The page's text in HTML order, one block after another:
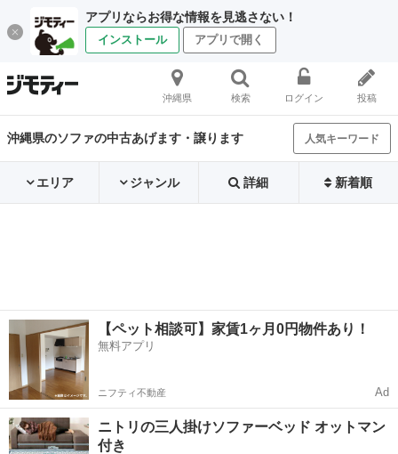
アプリならお得な情報を見逃さない！
インストール アプリで開く
沖縄県 検索 ログイン 投稿
沖縄県のソファの中古あげます・譲ります 人気キーワード
エリア ジャンル 詳細 新着順
【ペット相談可】家賃1ヶ月0円物件あり！
無料アプリ
ニフティ不動産 Ad
ニトリの三人掛けソファーベッド オットマン
付き